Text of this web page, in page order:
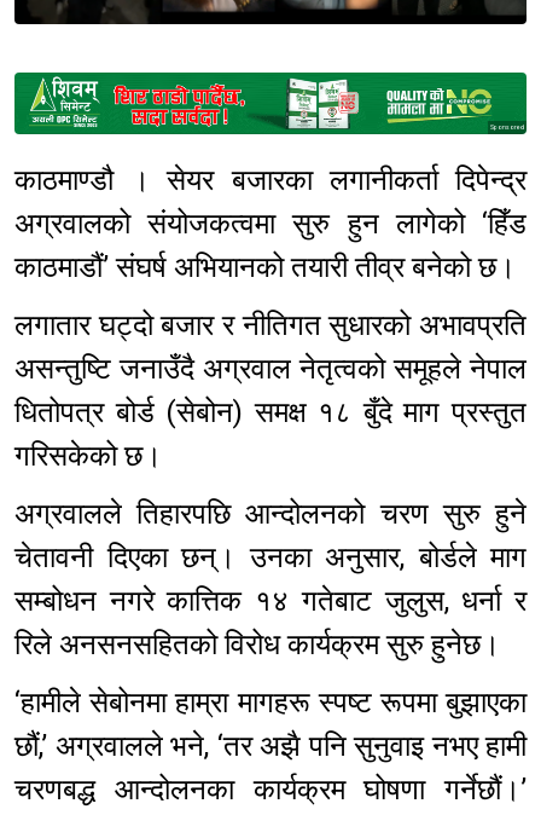
Sponsored
काठमाण्डौ । सेयर बजारका लगानीकर्ता दिपेन्द्र
अग्रवालको संयोजकत्वमा सुरु हुन लागेको ‘हिँड
काठमाडौं’ संघर्ष अभियानको तयारी तीव्र बनेको छ।
लगातार घट्दो बजार र नीतिगत सुधारको अभावप्रति
असन्तुष्टि जनाउँदै अग्रवाल नेतृत्वको समूहले नेपाल
धितोपत्र बोर्ड (सेबोन) समक्ष १८ बुँदे माग प्रस्तुत
गरिसकेको छ।
अग्रवालले तिहारपछि आन्दोलनको चरण सुरु हुने
चेतावनी दिएका छन्। उनका अनुसार, बोर्डले माग
सम्बोधन नगरे कात्तिक १४ गतेबाट जुलुस, धर्ना र
रिले अनसनसहितको विरोध कार्यक्रम सुरु हुनेछ।
‘हामीले सेबोनमा हाम्रा मागहरू स्पष्ट रूपमा बुझाएका
छौं,’ अग्रवालले भने, ‘तर अझै पनि सुनुवाइ नभए हामी
चरणबद्ध आन्दोलनका कार्यक्रम घोषणा गर्नेछौं।’